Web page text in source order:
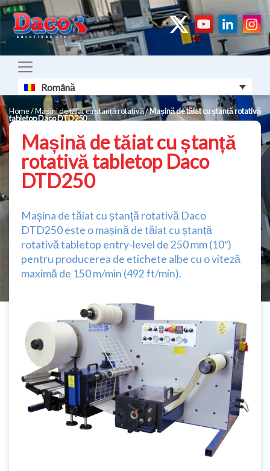
Română
Home/Mașini de tăiat cu ștanță rotativă/Mașină de tăiat cu ștanță rotativă
tabletop Daco DTD250
Mașină de tăiat cu ștanță
rotativă tabletop Daco
DTD250
Mașina de tăiat cu ștanță rotativă Daco
DTD250 este o mașină de tăiat cu ștanță
rotativă tabletop entry-level de 250 mm (10″)
pentru producerea de etichete albe cu o viteză
maximă de 150 m/min (492 ft/min).